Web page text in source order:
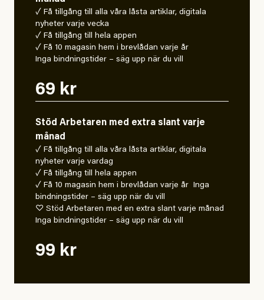
✓ Få tillgång till alla våra låsta artiklar, digitala
nyheter varje vecka
✓ Få tillgång till hela appen
✓ Få 10 magasin hem i brevlådan varje år
Inga bindningstider – säg upp när du vill
69 kr
Stöd Arbetaren med extra slant varje
månad
✓ Få tillgång till alla våra låsta artiklar, digitala
nyheter varje vardag
✓ Få tillgång till hela appen
✓ Få 10 magasin hem i brevlådan varje år Inga
bindningstider – säg upp när du vill
♡ Stöd Arbetaren med en extra slant varje månad
Inga bindningstider – säg upp när du vill
99 kr